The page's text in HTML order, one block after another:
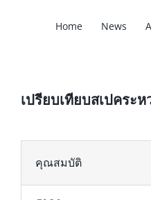
Home News
เปรียบเทียบสเปคระ
คุณสมบัติ